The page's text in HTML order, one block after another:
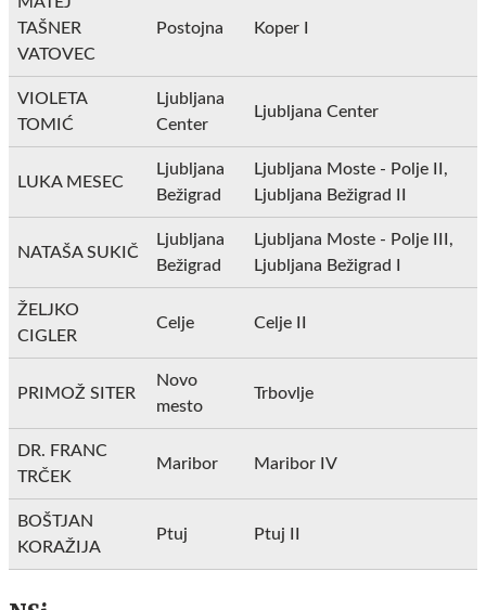
TAŠNER
VATOVEC
Postojna Koper I
VIOLETA
TOMIĆ
Ljubljana
Center
Ljubljana Center
LUKA MESEC
Ljubljana
Bežigrad
Ljubljana Moste - Polje II,
Ljubljana Bežigrad II
NATAŠA SUKIČ
Ljubljana
Bežigrad
Ljubljana Moste - Polje III,
Ljubljana Bežigrad I
ŽELJKO
CIGLER
Celje Celje II
PRIMOŽ SITER
Novo
mesto
Trbovlje
DR. FRANC
TRČEK
Maribor Maribor IV
BOŠTJAN
KORAŽIJA
Ptuj Ptuj II